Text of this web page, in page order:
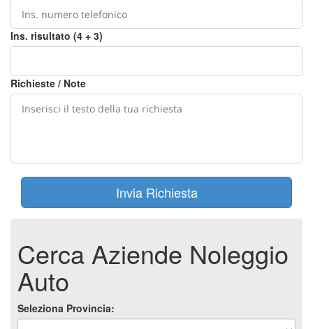
Ins. risultato (4 + 3)
Richieste / Note
Invia Richiesta
Cerca Aziende Noleggio
Auto
Seleziona Provincia: